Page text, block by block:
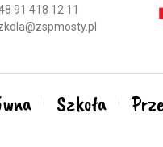
91 418 12 11
Szkoła